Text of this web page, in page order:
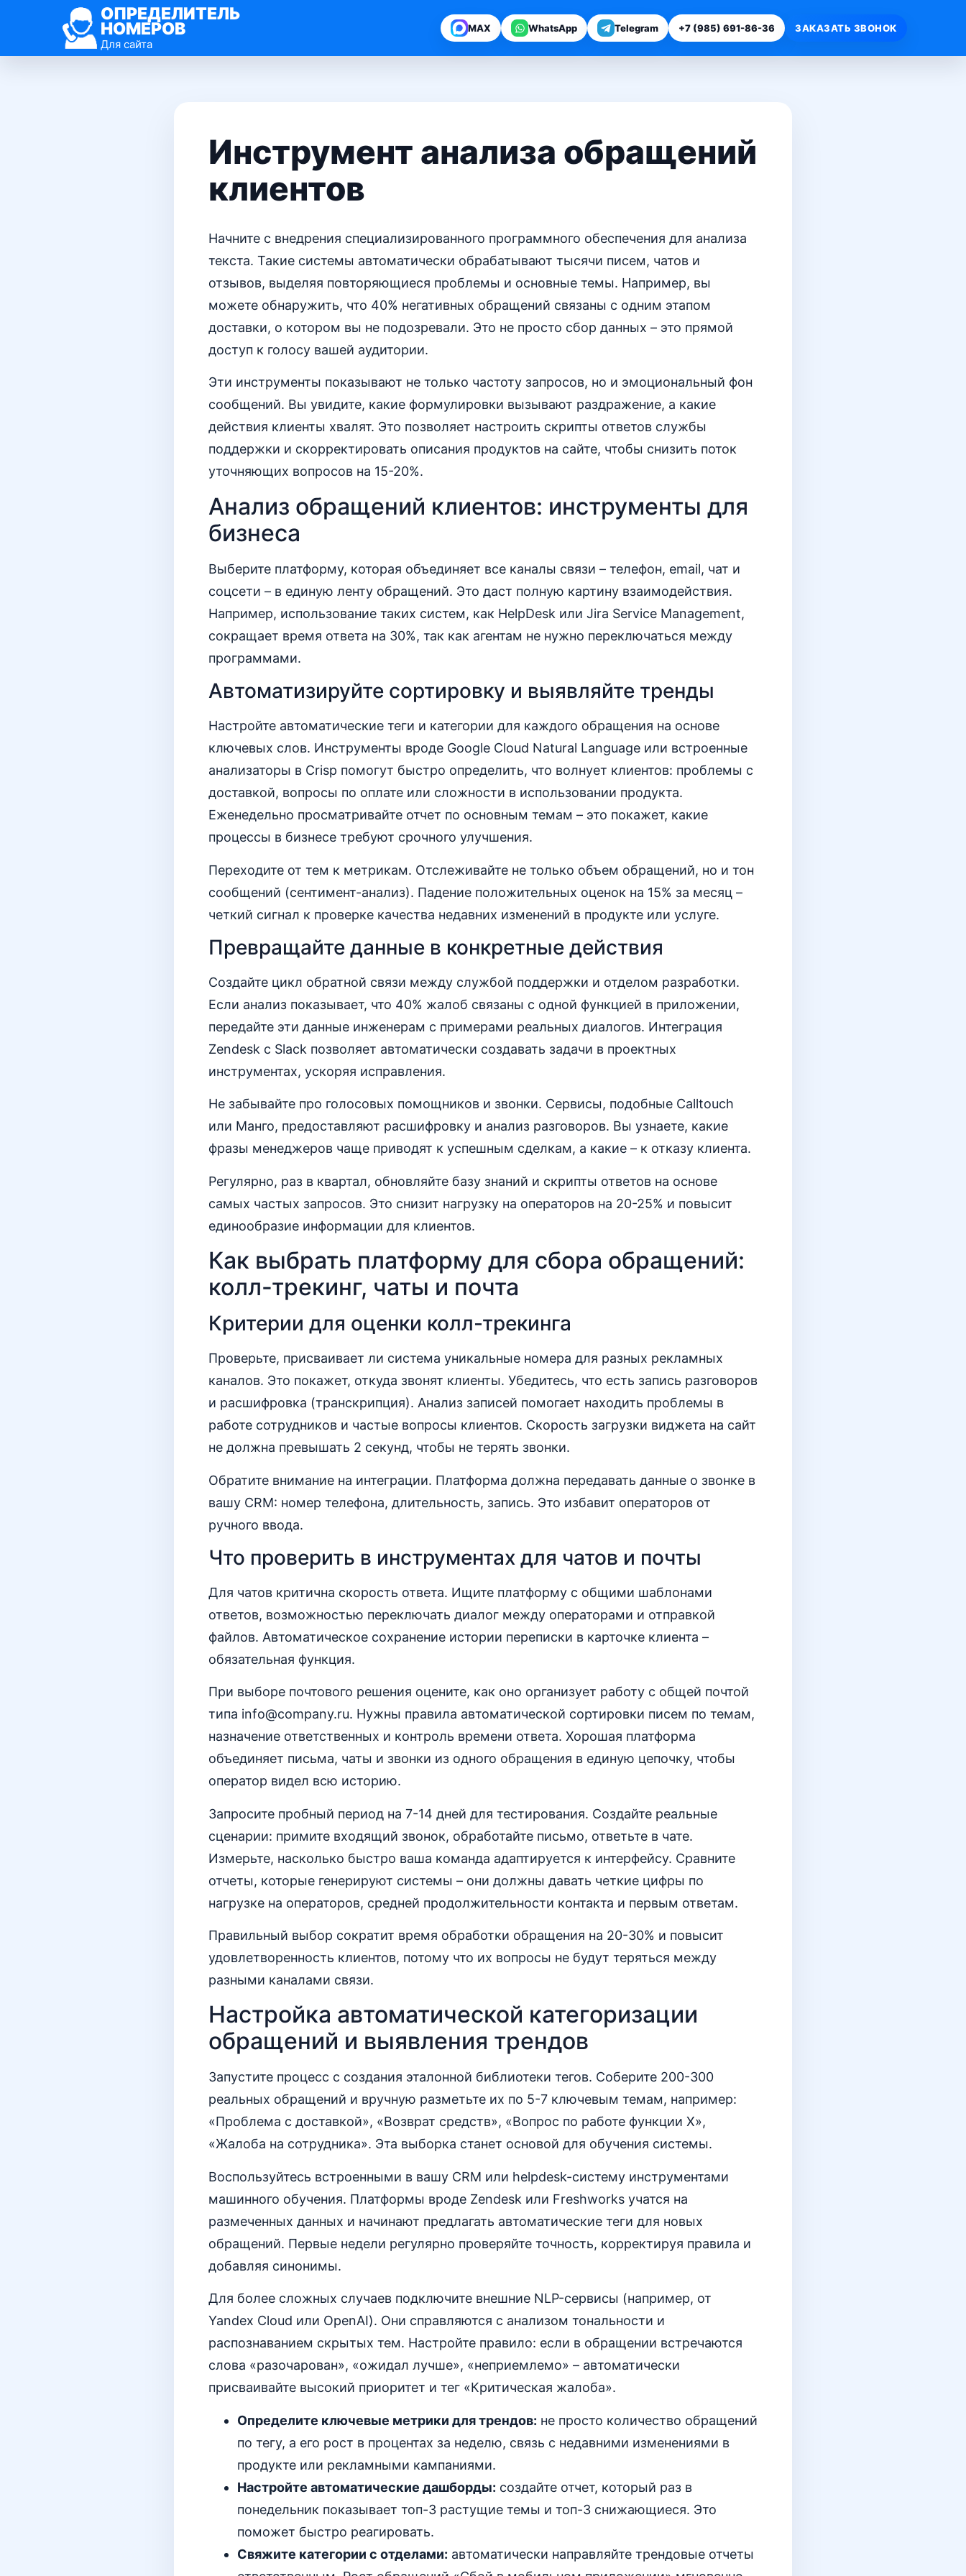
ОПРЕДЕЛИТЕЛЬ
НОМЕРОВ
Для сайта
MAX WhatsApp Telegram +7 (985) 691-86-36 ЗАКАЗАТЬ ЗВОНОК
Инструмент анализа обращений
клиентов
Начните с внедрения специализированного программного обеспечения для анализа
текста. Такие системы автоматически обрабатывают тысячи писем, чатов и
отзывов, выделяя повторяющиеся проблемы и основные темы. Например, вы
можете обнаружить, что 40% негативных обращений связаны с одним этапом
доставки, о котором вы не подозревали. Это не просто сбор данных – это прямой
доступ к голосу вашей аудитории.
Эти инструменты показывают не только частоту запросов, но и эмоциональный фон
сообщений. Вы увидите, какие формулировки вызывают раздражение, а какие
действия клиенты хвалят. Это позволяет настроить скрипты ответов службы
поддержки и скорректировать описания продуктов на сайте, чтобы снизить поток
уточняющих вопросов на 15-20%.
Анализ обращений клиентов: инструменты для
бизнеса
Выберите платформу, которая объединяет все каналы связи – телефон, email, чат и
соцсети – в единую ленту обращений. Это даст полную картину взаимодействия.
Например, использование таких систем, как HelpDesk или Jira Service Management,
сокращает время ответа на 30%, так как агентам не нужно переключаться между
программами.
Автоматизируйте сортировку и выявляйте тренды
Настройте автоматические теги и категории для каждого обращения на основе
ключевых слов. Инструменты вроде Google Cloud Natural Language или встроенные
анализаторы в Crisp помогут быстро определить, что волнует клиентов: проблемы с
доставкой, вопросы по оплате или сложности в использовании продукта.
Еженедельно просматривайте отчет по основным темам – это покажет, какие
процессы в бизнесе требуют срочного улучшения.
Переходите от тем к метрикам. Отслеживайте не только объем обращений, но и тон
сообщений (сентимент-анализ). Падение положительных оценок на 15% за месяц –
четкий сигнал к проверке качества недавних изменений в продукте или услуге.
Превращайте данные в конкретные действия
Создайте цикл обратной связи между службой поддержки и отделом разработки.
Если анализ показывает, что 40% жалоб связаны с одной функцией в приложении,
передайте эти данные инженерам с примерами реальных диалогов. Интеграция
Zendesk с Slack позволяет автоматически создавать задачи в проектных
инструментах, ускоряя исправления.
Не забывайте про голосовых помощников и звонки. Сервисы, подобные Calltouch
или Манго, предоставляют расшифровку и анализ разговоров. Вы узнаете, какие
фразы менеджеров чаще приводят к успешным сделкам, а какие – к отказу клиента.
Регулярно, раз в квартал, обновляйте базу знаний и скрипты ответов на основе
самых частых запросов. Это снизит нагрузку на операторов на 20-25% и повысит
единообразие информации для клиентов.
Как выбрать платформу для сбора обращений:
колл-трекинг, чаты и почта
Критерии для оценки колл-трекинга
Проверьте, присваивает ли система уникальные номера для разных рекламных
каналов. Это покажет, откуда звонят клиенты. Убедитесь, что есть запись разговоров
и расшифровка (транскрипция). Анализ записей помогает находить проблемы в
работе сотрудников и частые вопросы клиентов. Скорость загрузки виджета на сайт
не должна превышать 2 секунд, чтобы не терять звонки.
Обратите внимание на интеграции. Платформа должна передавать данные о звонке в
вашу CRM: номер телефона, длительность, запись. Это избавит операторов от
ручного ввода.
Что проверить в инструментах для чатов и почты
Для чатов критична скорость ответа. Ищите платформу с общими шаблонами
ответов, возможностью переключать диалог между операторами и отправкой
файлов. Автоматическое сохранение истории переписки в карточке клиента –
обязательная функция.
При выборе почтового решения оцените, как оно организует работу с общей почтой
типа info@company.ru. Нужны правила автоматической сортировки писем по темам,
назначение ответственных и контроль времени ответа. Хорошая платформа
объединяет письма, чаты и звонки из одного обращения в единую цепочку, чтобы
оператор видел всю историю.
Запросите пробный период на 7-14 дней для тестирования. Создайте реальные
сценарии: примите входящий звонок, обработайте письмо, ответьте в чате.
Измерьте, насколько быстро ваша команда адаптируется к интерфейсу. Сравните
отчеты, которые генерируют системы – они должны давать четкие цифры по
нагрузке на операторов, средней продолжительности контакта и первым ответам.
Правильный выбор сократит время обработки обращения на 20-30% и повысит
удовлетворенность клиентов, потому что их вопросы не будут теряться между
разными каналами связи.
Настройка автоматической категоризации
обращений и выявления трендов
Запустите процесс с создания эталонной библиотеки тегов. Соберите 200-300
реальных обращений и вручную разметьте их по 5-7 ключевым темам, например:
«Проблема с доставкой», «Возврат средств», «Вопрос по работе функции Х»,
«Жалоба на сотрудника». Эта выборка станет основой для обучения системы.
Воспользуйтесь встроенными в вашу CRM или helpdesk-систему инструментами
машинного обучения. Платформы вроде Zendesk или Freshworks учатся на
размеченных данных и начинают предлагать автоматические теги для новых
обращений. Первые недели регулярно проверяйте точность, корректируя правила и
добавляя синонимы.
Для более сложных случаев подключите внешние NLP-сервисы (например, от
Yandex Cloud или OpenAI). Они справляются с анализом тональности и
распознаванием скрытых тем. Настройте правило: если в обращении встречаются
слова «разочарован», «ожидал лучше», «неприемлемо» – автоматически
присваивайте высокий приоритет и тег «Критическая жалоба».
Определите ключевые метрики для трендов: не просто количество обращений
по тегу, а его рост в процентах за неделю, связь с недавними изменениями в
продукте или рекламными кампаниями.
Настройте автоматические дашборды: создайте отчет, который раз в
понедельник показывает топ-3 растущие темы и топ-3 снижающиеся. Это
поможет быстро реагировать.
Свяжите категории с отделами: автоматически направляйте трендовые отчеты